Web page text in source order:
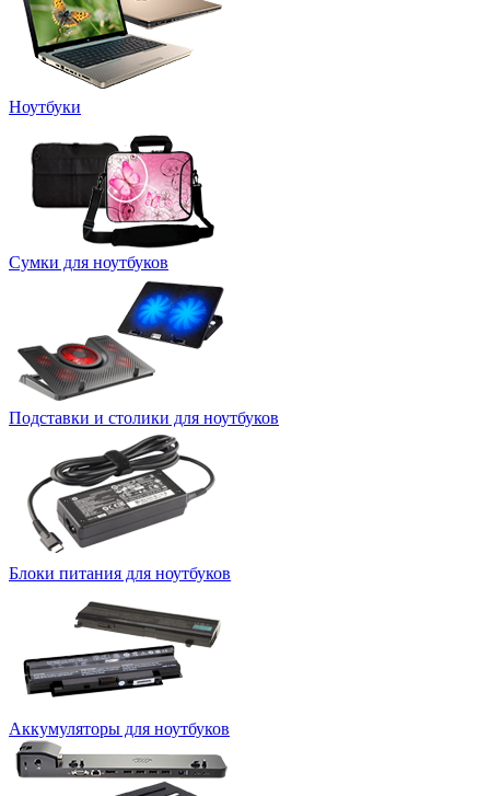
Ноутбуки
Сумки для ноутбуков
Подставки и столики для ноутбуков
Блоки питания для ноутбуков
Аккумуляторы для ноутбуков